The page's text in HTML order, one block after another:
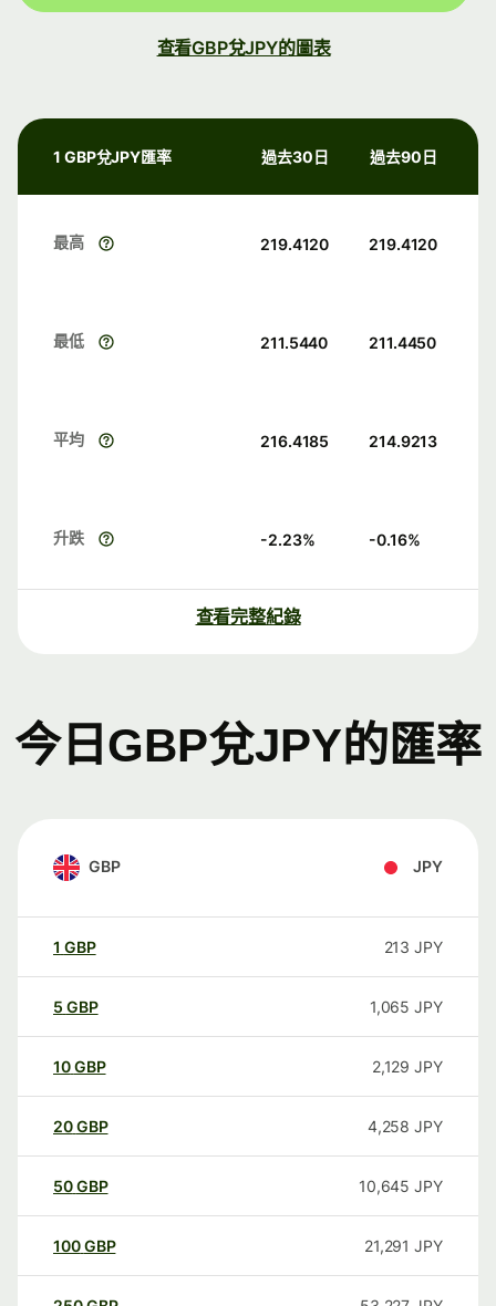
查看GBP兌JPY的圖表
1 GBP兌JPY匯率 過去30日 過去90日
最高 219.4120 219.4120
最低 211.5440 211.4450
平均 216.4185 214.9213
升跌 -2.23% -0.16%
查看完整紀錄
今日GBP兌JPY的匯率
GBP JPY
1 GBP 213 JPY
5 GBP 1,065 JPY
10GBP 2,129 JPY
20GBP 4,258 JPY
50GBP 10,645 JPY
100GBP 21,291 JPY